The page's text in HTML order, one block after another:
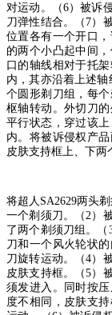
对运动。（6）被诉
刀弹性结合。（ 7）
位置各有一个开口
的两个小凸起中间
口的轴线相对于托
内，其亦沿着上述
个圆形剃刀组，每
枢轴转动。外切刀
平行状态，穿过该
内。将被诉侵权产
皮肤支持框上、下两
将超人 SA2629两头
一个剃须刀。（ 2 ）
了两个剃须刀组。（
刀和一个风火轮状
刀旋转运动。（4）
皮肤支持框。（5）
须发进入。同时按
度不相同，皮肤支